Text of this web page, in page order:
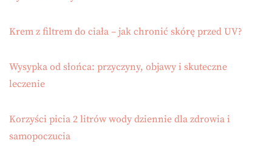
Krem z filtrem do ciała – jak chronić skórę przed UV?
Wysypka od słońca: przyczyny, objawy i skuteczne
leczenie
Korzyści picia 2 litrów wody dziennie dla zdrowia i
samopoczucia